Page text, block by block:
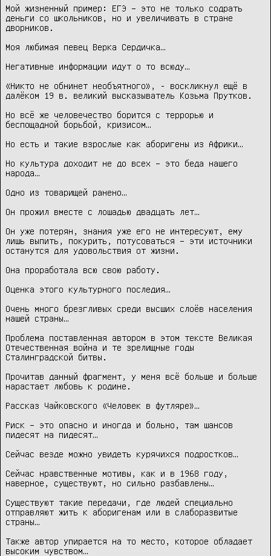
Мой жизненный пример: ЕГЭ – это не только содрать
деньги со школьников, но и увеличивать в стране
дворников.
Моя любимая певец Верка Сердичка…
Негативные информации идут о то всюду…
«Никто не обнинет необъятного», - воскликнул ещё в
далёком 19 в. великий высказыватель Козьма Прутков.
Но всё же человечество борится с террорью и
беспощадной борьбой, кризисом…
Но есть и такие взрослые как аборигены из Африки…
Но культура доходит не до всех – это беда нашего
народа…
Одно из товарищей ранено…
Он прожил вместе с лошадью двадцать лет…
Он уже потерян, знания уже его не интересуют, ему
лишь выпить, покурить, потусоваться – эти источники
останутся для удовольствия от жизни.
Она проработала всю свою работу.
Оценка этого культурного последия…
Очень много брезгливых среди высших слоёв населения
нашей страны…
Проблема поставленная автором в этом тексте Великая
Отечественная война и те зрелищные годы
Сталинградской битвы.
Прочитав данный фрагмент, у меня всё больше и больше
нарастает любовь к родине.
Рассказ Чайковского «Человек в футляре»…
Риск – это опасно и иногда и больно, там шансов
пидесят на пидесят…
Сейчас везде можно увидеть курячихся подростков…
Сейчас нравственные мотивы, как и в 1968 году,
наверное, существуют, но сильно разбавлены…
Существуют такие передачи, где людей специально
отправляют жить к аборигенам или в слаборазвитые
страны…
Также автор упирается на то место, которое обладает
высоким чувством…